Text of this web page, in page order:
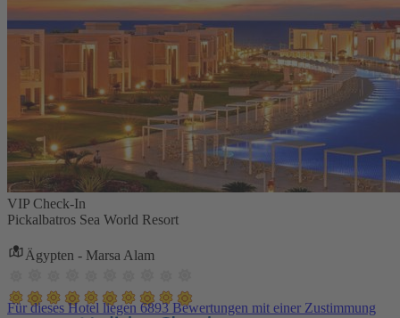
VIP Check-In
Pickalbatros Sea World Resort
Ägypten - Marsa Alam
Für dieses Hotel liegen 6893 Bewertungen mit einer Zustimmung